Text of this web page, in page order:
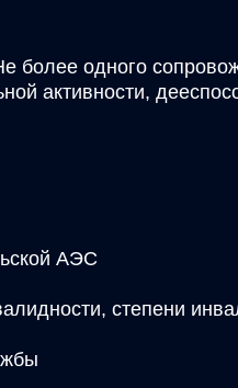
более одного
активности,
АЭС
степени